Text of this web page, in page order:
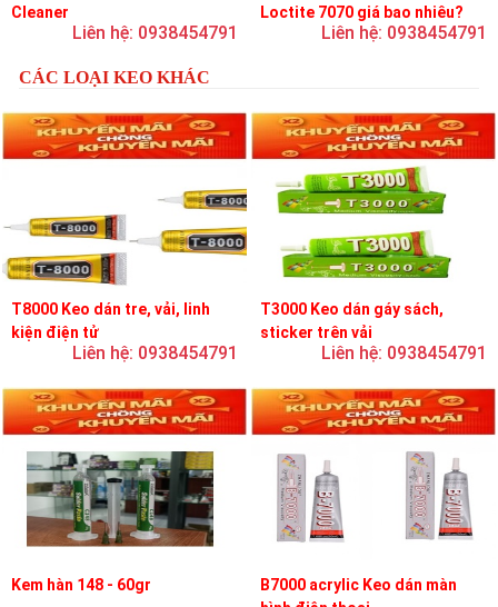
Cleaner
Liên hệ: 0938454791
Loctite 7070 giá bao nhiêu?
Liên hệ: 0938454791
CÁC LOẠI KEO KHÁC
T8000 Keo dán tre, vải, linh
kiện điện tử
Liên hệ: 0938454791
T3000 Keo dán gáy sách,
sticker trên vải
Liên hệ: 0938454791
Kem hàn 148 - 60gr
B7000 acrylic Keo dán màn